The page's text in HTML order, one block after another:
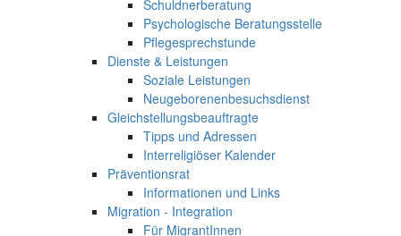
Schuldnerberatung
Psychologische Beratungsstelle
Pflegesprechstunde
Dienste & Leistungen
Soziale Leistungen
Neugeborenenbesuchsdienst
Gleichstellungsbeauftragte
Tipps und Adressen
Interreligiöser Kalender
Präventionsrat
Informationen und Links
Migration - Integration
Für MigrantInnen